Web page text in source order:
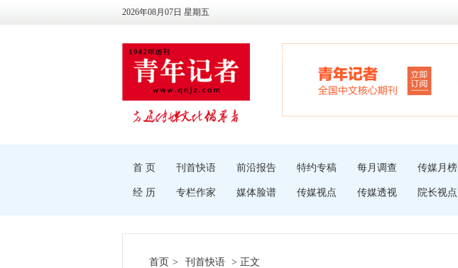
2026年08月07日 星期五
首 页 刊首快语 前沿报告 特约专稿 每月调查 传媒月榜
经 历 专栏作家 媒体脸谱 传媒视点 传媒透视 院长视点
首页 > 刊首快语 > 正文